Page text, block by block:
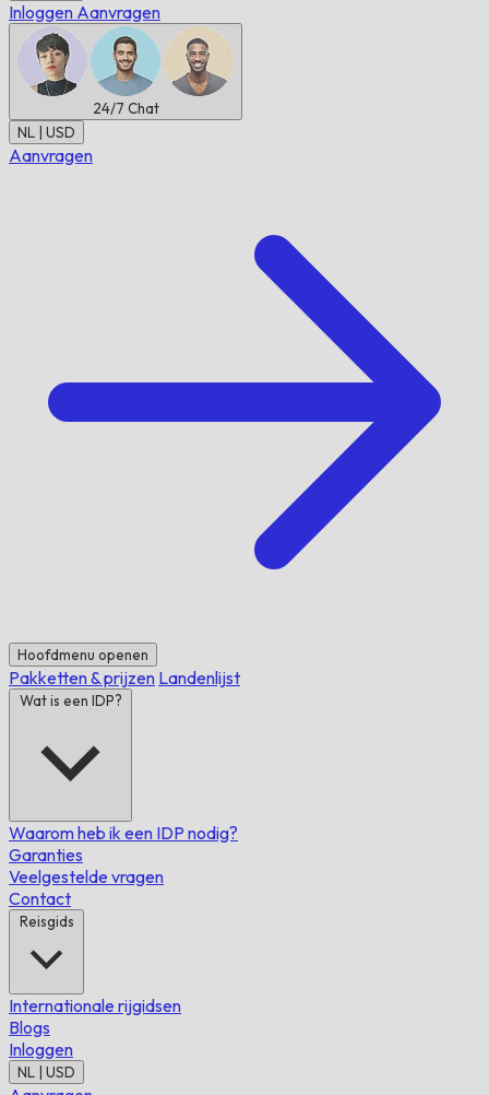
Inloggen Aanvragen
24/7 Chat
NL | USD
Aanvragen
Hoofdmenu openen
Pakketten & prijzen Landenlijst
Wat is een IDP?
Waarom heb ik een IDP nodig?
Garanties
Veelgestelde vragen
Contact
Reisgids
Internationale rijgidsen
Blogs
Inloggen
NL | USD